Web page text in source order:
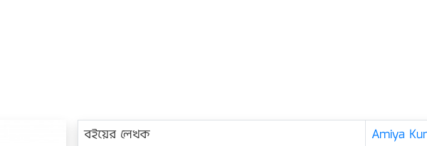
বইয়ের লেখক
Amiya